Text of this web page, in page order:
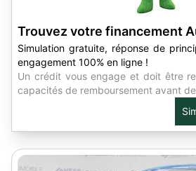
Trouvez votre financement
Simulation gratuite, réponse de
engagement 100% en ligne !
Un crédit vous engage et doit être
capacités de remboursement avant